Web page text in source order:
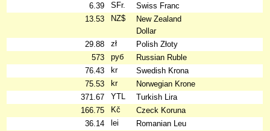
6.39
SFr.
Swiss Franc
13.53
NZ$
New Zealand
Dollar
29.88
zł
Polish Złoty
573
руб
Russian Ruble
76.43
kr
Swedish Krona
75.53
kr
Norwegian Krone
371.67
YTL
Turkish Lira
166.75
Kč
Czeck Koruna
36.14
lei
Romanian Leu